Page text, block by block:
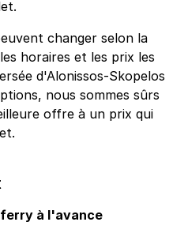
changer selon la
horaires et les prix les
d'Alonissos-Skopelos
nous sommes sûrs
offre à un prix qui
à l'avance